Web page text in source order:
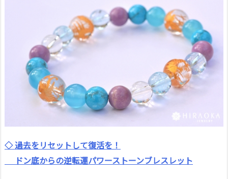
◇ 過去をリセットして復活を！
ドン底からの逆転運パワーストーンブレスレット